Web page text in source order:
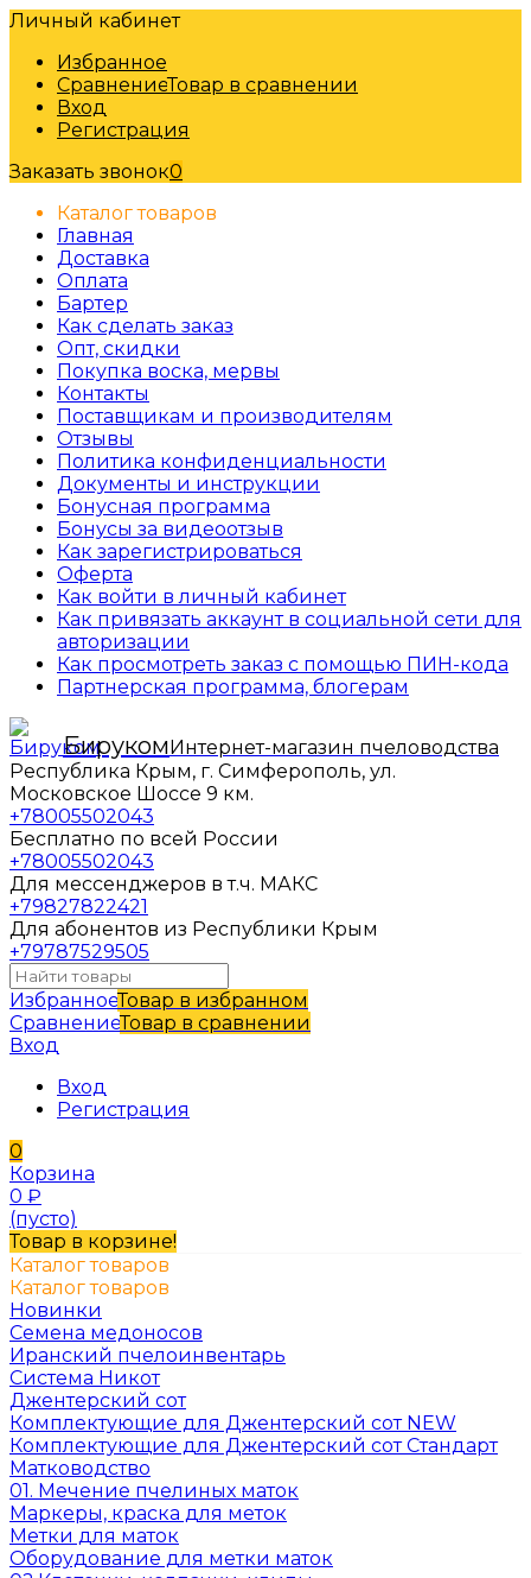
Личный кабинет
Избранное
СравнениеТовар в сравнении
Вход
Регистрация
Заказать звонок0
Каталог товаров
Главная
Доставка
Оплата
Бартер
Как сделать заказ
Опт, скидки
Покупка воска, мервы
Контакты
Поставщикам и производителям
Отзывы
Политика конфиденциальности
Документы и инструкции
Бонусная программа
Бонусы за видеоотзыв
Как зарегистрироваться
Оферта
Как войти в личный кабинет
Как привязать аккаунт в социальной сети для
авторизации
Как просмотреть заказ с помощью ПИН-кода
Партнерская программа, блогерам
БирукомИнтернет-магазин пчеловодства
Республика Крым, г. Симферополь, ул.
Московское Шоссе 9 км.
+78005502043
Бесплатно по всей России
+78005502043
Для мессенджеров в т.ч. МАКС
+79827822421
Для абонентов из Республики Крым
+79787529505
ИзбранноеТовар в избранном
СравнениеТовар в сравнении
Вход
Вход
Регистрация
0
Корзина
0 ₽
(пусто)
Товар в корзине!
Каталог товаров
Каталог товаров
Новинки
Семена медоносов
Иранский пчелоинвентарь
Система Никот
Джентерский сот
Комплектующие для Джентерский сот NEW
Комплектующие для Джентерский сот Стандарт
Матководство
01. Мечение пчелиных маток
Маркеры, краска для меток
Метки для маток
Оборудование для метки маток